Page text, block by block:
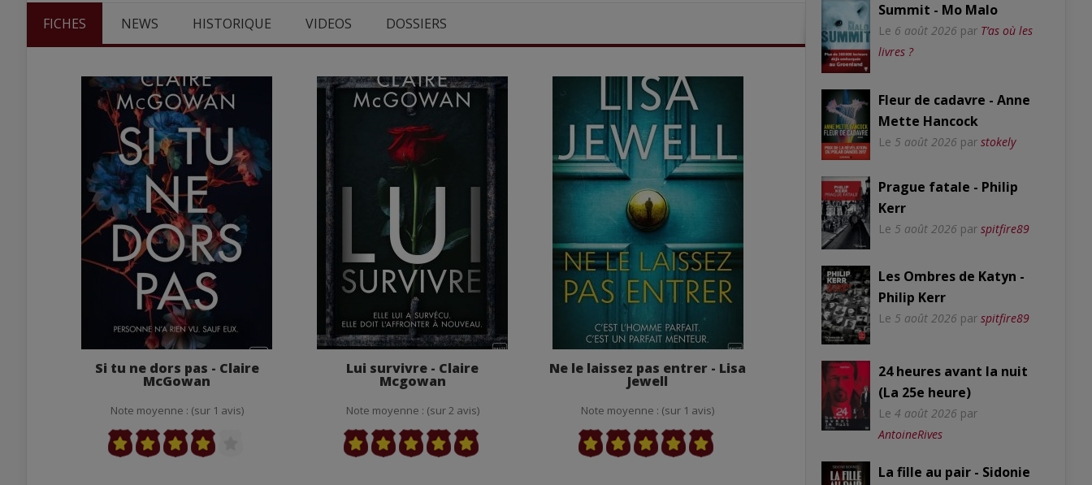
FICHES NEWS HISTORIQUE VIDEOS DOSSIERS
Si tu ne dors pas - Claire
McGowan
Note moyenne : (sur 1 avis)
Lui survivre - Claire
Mcgowan
Note moyenne : (sur 2 avis)
Ne le laissez pas entrer - Lisa
Jewell
Note moyenne : (sur 1 avis)
Summit - Mo Malo
Le 6 août 2026 par T’as où les
livres ?
Fleur de cadavre - Anne
Mette Hancock
Le 5 août 2026 par stokely
Prague fatale - Philip
Kerr
Le 5 août 2026 par spitfire89
Les Ombres de Katyn -
Philip Kerr
Le 5 août 2026 par spitfire89
24 heures avant la nuit
(La 25e heure)
Le 4 août 2026 par
AntoineRives
La fille au pair - Sidonie